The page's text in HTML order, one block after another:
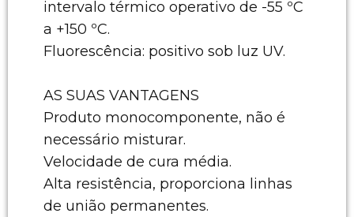
intervalo térmico operativo de -55 ºC
a +150 ºC.
Fluorescência: positivo sob luz UV.
AS SUAS VANTAGENS
Produto monocomponente, não é
necessário misturar.
Velocidade de cura média.
Alta resistência, proporciona linhas
de união permanentes.